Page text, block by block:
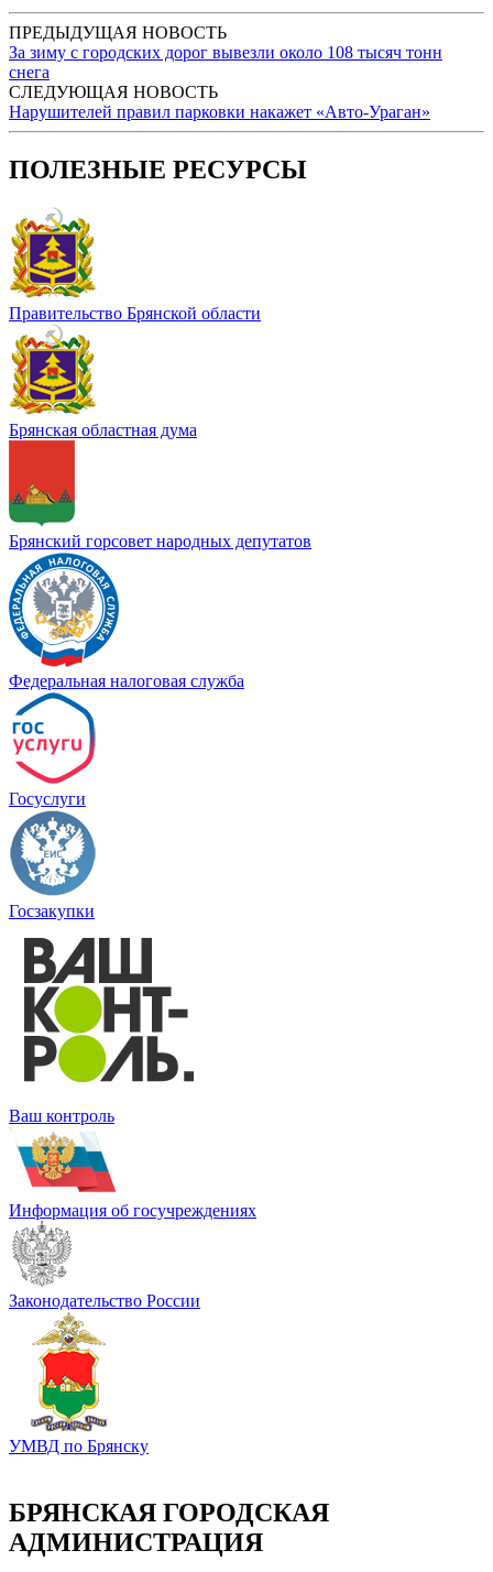
ПРЕДЫДУЩАЯ НОВОСТЬ
За зиму с городских дорог вывезли около 108 тысяч тонн
снега
СЛЕДУЮЩАЯ НОВОСТЬ
Нарушителей правил парковки накажет «Авто-Ураган»
ПОЛЕЗНЫЕ РЕСУРСЫ
Правительство Брянской области
Брянская областная дума
Брянский горсовет народных депутатов
Федеральная налоговая служба
Госуслуги
Госзакупки
Ваш контроль
Информация об госучреждениях
Законодательство России
УМВД по Брянску
БРЯНСКАЯ ГОРОДСКАЯ
АДМИНИСТРАЦИЯ